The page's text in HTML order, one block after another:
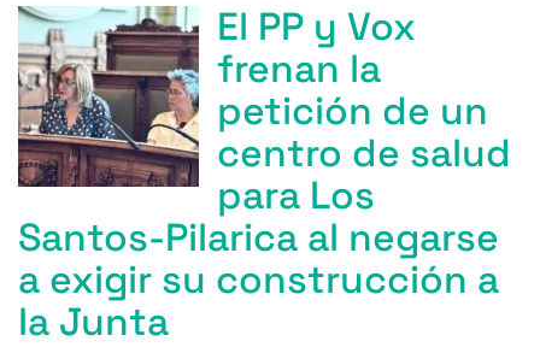
El PP y Vox
frenan la
petición de un
centro de salud
para Los
Santos-Pilarica al negarse
a exigir su construcción a
la Junta